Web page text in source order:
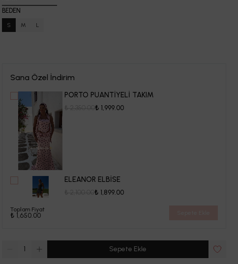
BEDEN
S M L
Sana Özel İndirim
PORTO PUANTİYELİ TAKIM
₺ 1,999.00
ELEANOR ELBİSE
₺ 1,899.00
Toplam Fiyat
₺ 1,650.00
1 Sepete Ekle